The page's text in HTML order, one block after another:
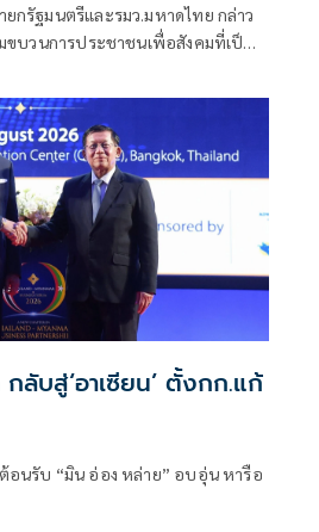
กรัฐมนตรีและรมว.มหาดไทย กล่าว
ขบวนการประชาชนเพื่อสังคมที่เป็น
รบานปลายอย่างไรหรือไม่ ว่า เมื่อวัน
อาเซียน’ ตั้งกก.แก้
อนรับ “มิน อ่อง หล่าย” อบอุ่น หารือ